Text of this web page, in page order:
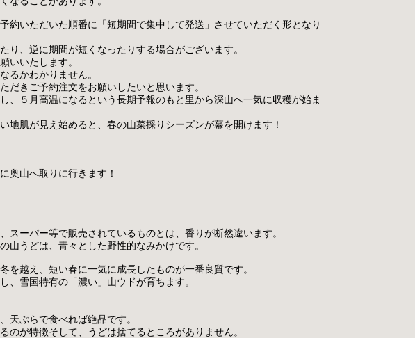
約いただいた順番に「短期間で集中して発送」させていただく形となり
り、逆に期間が短くなったりする場合がございます。
いいたします。
るかわかりません。
だきご予約注文をお願いしたいと思います。
、５月高温になるという長期予報のもと里から深山へ一気に収穫が始ま
地肌が見え始めると、春の山菜採りシーズンが幕を開けます！
奥山へ取りに行きます！
スーパー等で販売されているものとは、香りが断然違います。
山うどは、青々とした野性的なみかけです。
を越え、短い春に一気に成長したものが一番良質です。
、雪国特有の「濃い」山ウドが育ちます。
天ぷらで食べれば絶品です。
のが特徴そして、うどは捨てるところがありません。